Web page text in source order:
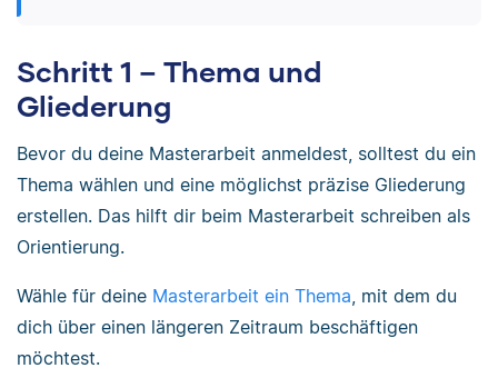
Schritt 1 – Thema und
Gliederung
Bevor du deine Masterarbeit anmeldest, solltest du ein
Thema wählen und eine möglichst präzise Gliederung
erstellen. Das hilft dir beim Masterarbeit schreiben als
Orientierung.
Wähle für deine Masterarbeit ein Thema , mit dem du
dich über einen längeren Zeitraum beschäftigen
möchtest.